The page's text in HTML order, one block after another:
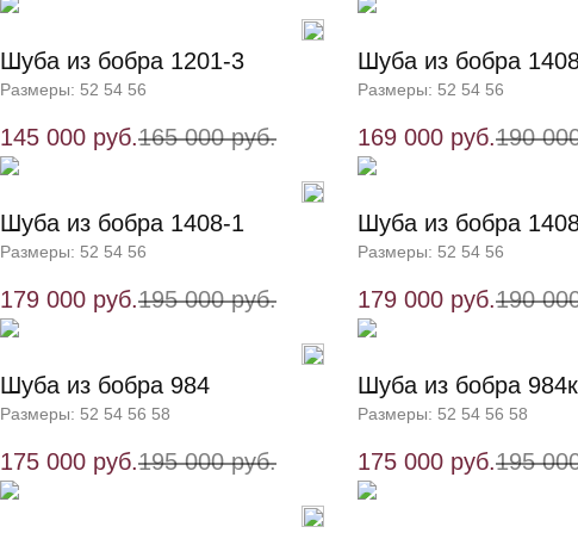
Шуба из бобра 1201-3
Размеры: 52 54 56
145 000 руб.165 000 руб.
Шуба из бобра
Размеры: 52 54 56
169 000 руб.190
Шуба из бобра 1408-1
Размеры: 52 54 56
179 000 руб.195 000 руб.
Шуба из бобра
Размеры: 52 54 56
179 000 руб.190
Шуба из бобра 984
Размеры: 52 54 56 58
175 000 руб.195 000 руб.
Шуба из бобра 984к
Размеры: 52 54 56 58
175 000 руб.195